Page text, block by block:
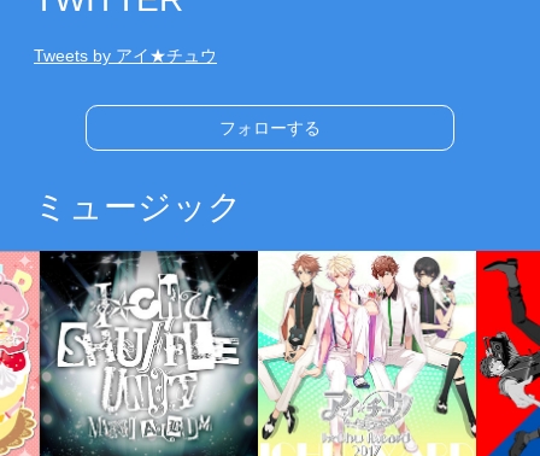
Tweets by アイ★チュウ
フォローする
ミュージック